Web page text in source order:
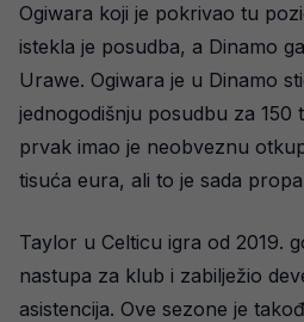
Ogiwara koji je pokrivao tu
istekla je posudba, a Dinamo
Urawe. Ogiwara je u Dinamo
jednogodišnju posudbu za 150
prvak imao je neobveznu
tisuća eura, ali to je sada
Taylor u Celticu igra od 2019.
nastupa za klub i zabilježio
asistencija. Ove sezone je